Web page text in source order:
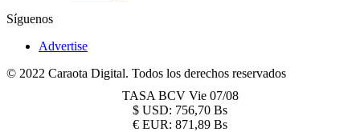
Síguenos
Advertise
© 2022 Caraota Digital. Todos los derechos reservados
TASA BCV Vie 07/08
$ USD: 756,70 Bs
€ EUR: 871,89 Bs